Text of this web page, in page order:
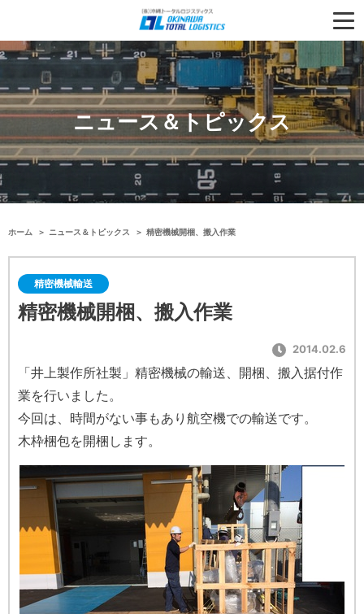
ニュース＆トピックス
ホーム ニュース＆トピックス 精密機械開梱、搬入作業
精密機械輸送
精密機械開梱、搬入作業
2014.02.6
「井上製作所社製」精密機械の輸送、開梱、搬入据付作
業を行いました。
今回は、時間がない事もあり航空機での輸送です。
木枠梱包を開梱します。